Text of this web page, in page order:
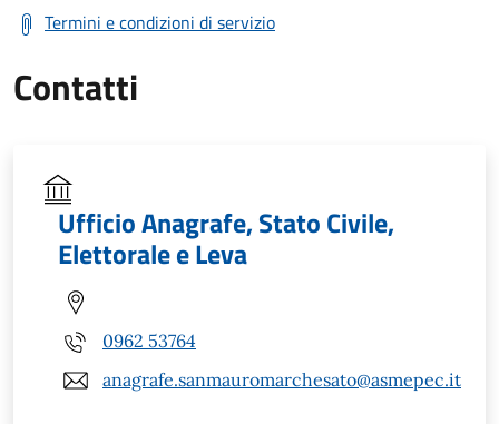
Termini e condizioni di servizio
Contatti
Ufficio Anagrafe, Stato Civile,
Elettorale e Leva
0962 53764
anagrafe.sanmauromarchesato@asmepec.it